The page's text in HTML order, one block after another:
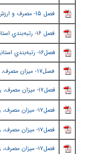
فصل 15- مصرف و ارزش دلاري چهار فراورده عمده استانها در سال 1389
فصل ١٦ - رتبه‌بندي
فصل١٦ - رتبه‌بندي
فصل١٧
- ميزان
فصل١٧-
ميزان مصرف،
فصل١٧ - ميزان مصرف،
فصل١٧ - ميزان مصرف،
فصل١٧
- ميزان مصرف،